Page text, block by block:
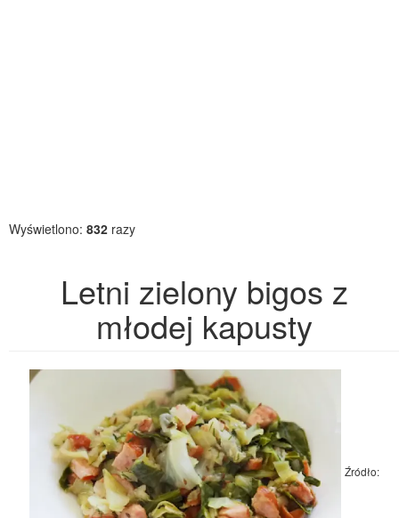
Wyświetlono: 832 razy
Letni zielony bigos z
młodej kapusty
Źródło: